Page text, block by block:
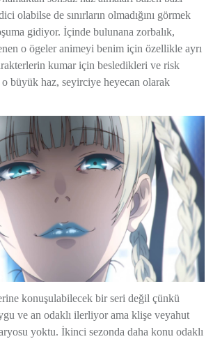
olabilse de sınırların olmadığını görmek
gidiyor. İçinde bulunana zorbalık,
o ögeler animeyi benim için özellikle ayrı
kumar için besledikleri ve risk
büyük haz, seyirciye heyecan olarak
konuşulabilecek bir seri değil çünkü
ve an odaklı ilerliyor ama klişe veyahut
yoktu. İkinci sezonda daha konu odaklı